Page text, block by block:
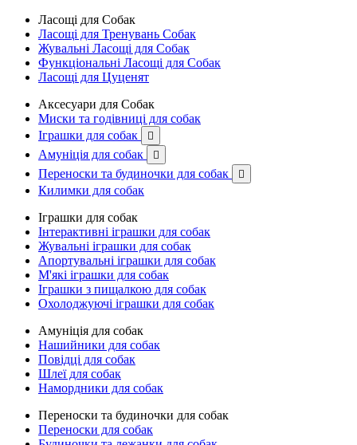
Ласощі для Собак
Ласощі для Тренувань Собак
Жувальні Ласощі для Собак
Функціональні Ласощі для Собак
Ласощі для Цуценят
Аксесуари для Собак
Миски та годівниці для собак
Іграшки для собак

Амуніція для собак 
Переноски та будиночки для собак 
Килимки для собак
Іграшки для собак
Інтерактивні іграшки для собак
Жувальні іграшки для собак
Апортувальні іграшки для собак
М'які іграшки для собак
Іграшки з пищалкою для собак
Охолоджуючі іграшки для собак
Амуніція для собак
Нашийники для собак
Повідці для собак
Шлеї для собак
Намордники для собак
Переноски та будиночки для собак
Переноски для собак